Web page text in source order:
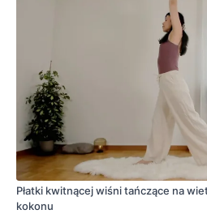
Płatki kwitnącej wiśni tańczące na
kokonu